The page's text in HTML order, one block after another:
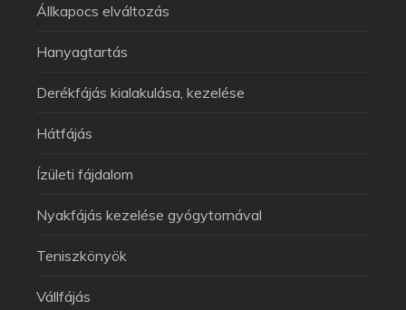
Állkapocs elváltozás
Hanyagtartás
Derékfájás kialakulása, kezelése
Hátfájás
Ízületi fájdalom
Nyakfájás kezelése gyógytornával
Teniszkönyök
Vállfájás